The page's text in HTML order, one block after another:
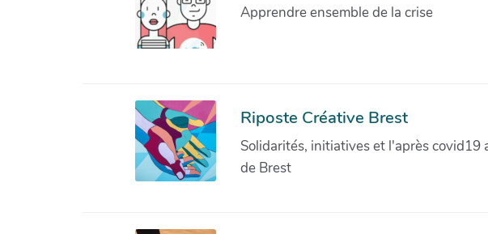
Apprendre ensemble de la crise
Riposte Créative Brest
Solidarités, initiatives et l'après covid19
de Brest